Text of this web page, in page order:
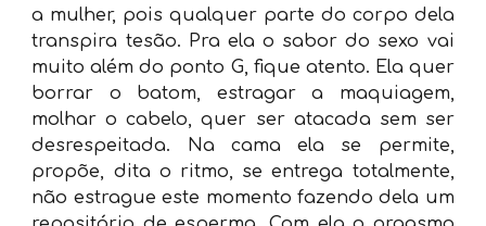
a mulher, pois qualquer parte do corpo dela
transpira tesão. Pra ela o sabor do sexo vai
muito além do ponto G, fique atento. Ela quer
borrar o batom, estragar a maquiagem,
molhar o cabelo, quer ser atacada sem ser
desrespeitada. Na cama ela se permite,
propõe, dita o ritmo, se entrega totalmente,
não estrague este momento fazendo dela um